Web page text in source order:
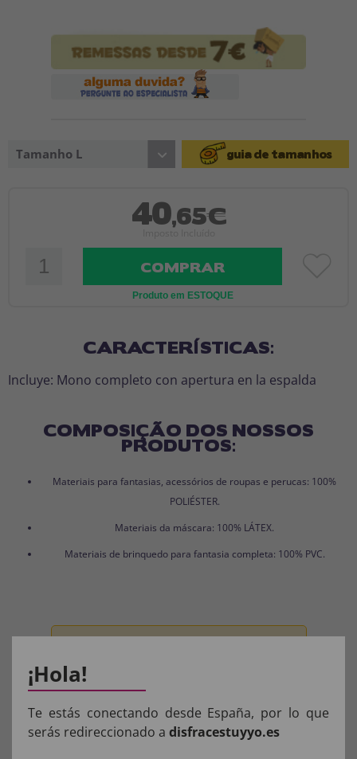
Tamanho L guia de tamanhos
40,65€
COMPRAR
Produto em ESTOQUE
CARACTERÍSTICAS:
Incluye: Mono completo con apertura en la espalda
COMPOSIÇÃO DOS NOSSOS
PRODUTOS:
Materiais para fantasias, acessórios de roupas e perucas: 100%
POLIÉSTER.
Materiais da máscara: 100% LÁTEX.
Materiais de brinquedo para fantasia completa: 100% PVC.
menores de 36 meses devem ser supervisionados
Manter longe do fogo.
¡Hola!
Te estás conectando desde España, por lo que
serás redireccionado a disfracestuyyo.es